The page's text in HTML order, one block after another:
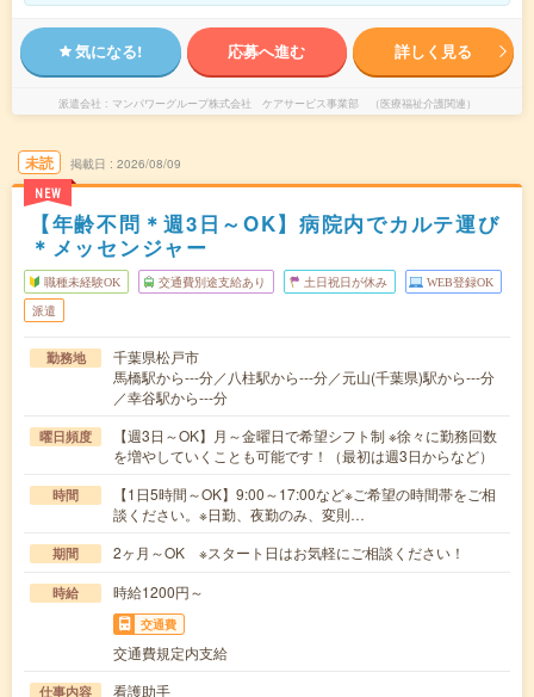
気になる! 応募へ進む 詳しく見る
派遣会社 マンパワーグループ株式会社 ケアサービス事業部 （医療福祉介護関連）
未読
NEW
掲載日 2026/08/09
【年齢不問＊週3日～OK】病院内でカルテ運び
＊メッセンジャー
職種未経験OK 交通費別途支給あり 土日祝日が休み WEB登録OK
派遣
勤務地
千葉県松戸市
馬橋駅から---分／八柱駅から---分／元山(千葉県)駅から---分
／幸谷駅から---分
曜日頻度
【週3日～OK】月～金曜日で希望シフト制 ※徐々に勤務回数
を増やしていくことも可能です！（最初は週3日からなど）
時間
【1日5時間～OK】9:00～17:00など※ご希望の時間帯をご相
談ください。※日勤、夜勤のみ、変則…
期間 2ヶ月～OK ※スタート日はお気軽にご相談ください！
時給 時給1200円～
交通費
交通費規定内支給
仕事内容 看護助手